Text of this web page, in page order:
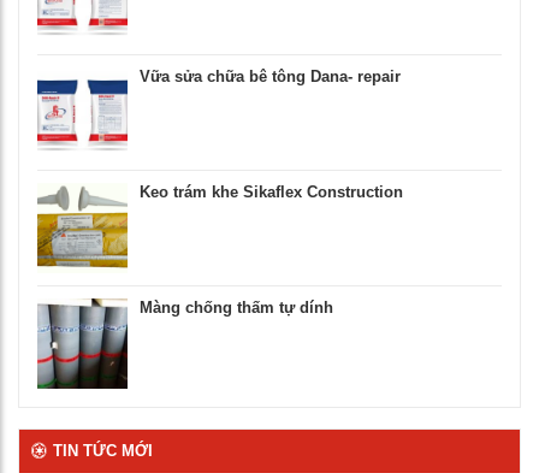
Vữa sửa chữa bê tông Dana- repair
Keo trám khe Sikaflex Construction
Màng chống thấm tự dính
TIN TỨC MỚI